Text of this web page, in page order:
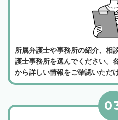
所属弁護士や事務所の紹介、相
護士事務所を選んでください。
から詳しい情報をご確認いただ